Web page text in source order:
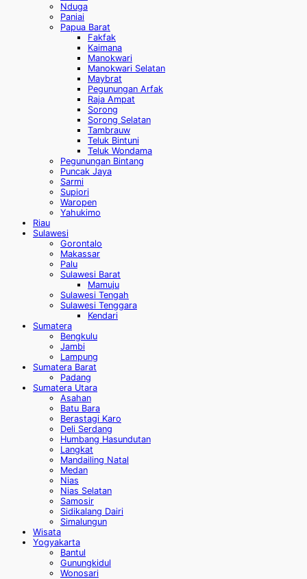
Nduga
Paniai
Papua Barat
Fakfak
Kaimana
Manokwari
Manokwari Selatan
Maybrat
Pegunungan Arfak
Raja Ampat
Sorong
Sorong Selatan
Tambrauw
Teluk Bintuni
Teluk Wondama
Pegunungan Bintang
Puncak Jaya
Sarmi
Supiori
Waropen
Yahukimo
Riau
Sulawesi
Gorontalo
Makassar
Palu
Sulawesi Barat
Mamuju
Sulawesi Tengah
Sulawesi Tenggara
Kendari
Sumatera
Bengkulu
Jambi
Lampung
Sumatera Barat
Padang
Sumatera Utara
Asahan
Batu Bara
Berastagi Karo
Deli Serdang
Humbang Hasundutan
Langkat
Mandailing Natal
Medan
Nias
Nias Selatan
Samosir
Sidikalang Dairi
Simalungun
Wisata
Yogyakarta
Bantul
Gunungkidul
Wonosari